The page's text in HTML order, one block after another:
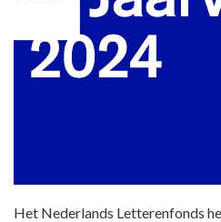
Het Nederlands Letterenfonds